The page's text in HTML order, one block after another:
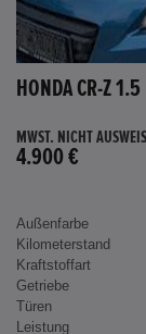
HONDA CR-Z 1.5
MWST. NICHT
4.900 €
Außenfarbe
Kilometerstand
Kraftstoffart
Getriebe
Türen
Leistung